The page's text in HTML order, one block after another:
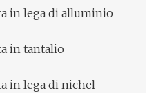
in lega di alluminio
in tantalio
in lega di nichel